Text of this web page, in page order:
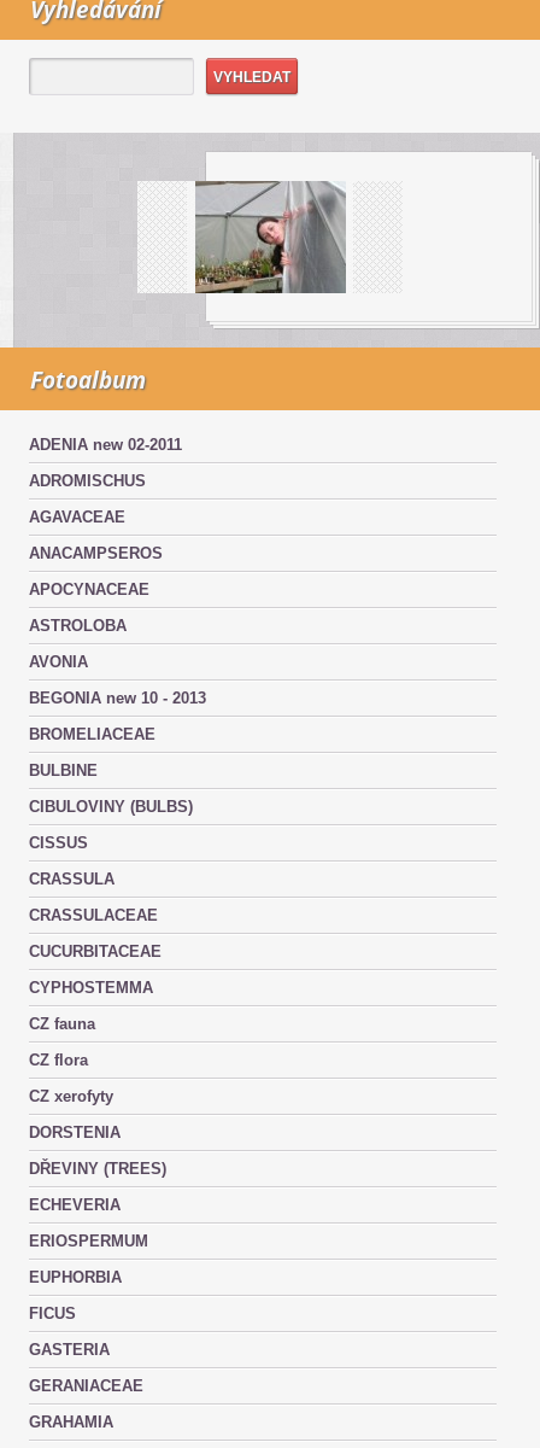
Vyhledávání
Fotoalbum
ADENIA new 02-2011
ADROMISCHUS
AGAVACEAE
ANACAMPSEROS
APOCYNACEAE
ASTROLOBA
AVONIA
BEGONIA new 10 - 2013
BROMELIACEAE
BULBINE
CIBULOVINY (BULBS)
CISSUS
CRASSULA
CRASSULACEAE
CUCURBITACEAE
CYPHOSTEMMA
CZ fauna
CZ flora
CZ xerofyty
DORSTENIA
DŘEVINY (TREES)
ECHEVERIA
ERIOSPERMUM
EUPHORBIA
FICUS
GASTERIA
GERANIACEAE
GRAHAMIA